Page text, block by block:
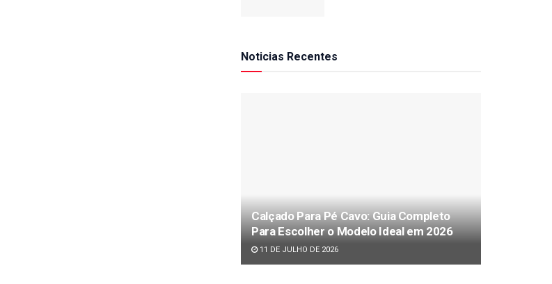
Noticias Recentes
Calçado Para Pé Cavo: Guia Completo
Para Escolher o Modelo Ideal em 2026
11 DE JULHO DE 2026